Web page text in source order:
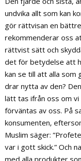
undvika allt som kan
gör rättvisan en
rekommenderar oss
rättvist sätt och
det för betydelse att
kan se till att alla som
drar nytta av den?
lätt tas ifrån oss om
förväntas av oss. På
konsumenten,
Muslim säger:
var i gott skick.” Och
med alla produkter